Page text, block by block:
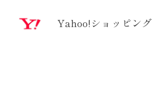
Yahoo!ショッピング